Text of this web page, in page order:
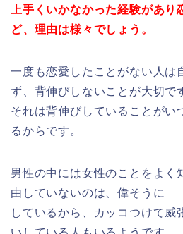
上手くいかなかった経験があり
ど、理由は様々でしょう。
一度も恋愛したことがない人は
ず、背伸びしないことが大切で
それは背伸びしていることがい
るからです。
男性の中には女性のことをよく
由していないのは、偉そうに
しているから、カッコつけて威